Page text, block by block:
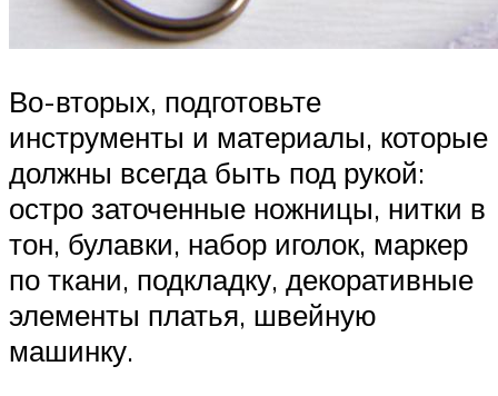
Во-вторых, подготовьте
инструменты и материалы, которые
должны всегда быть под рукой:
остро заточенные ножницы, нитки в
тон, булавки, набор иголок, маркер
по ткани, подкладку, декоративные
элементы платья, швейную
машинку.